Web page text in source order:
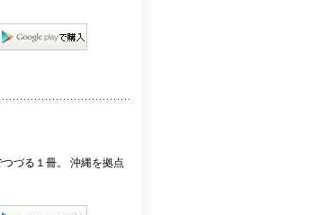
づる１冊。 沖縄を拠点